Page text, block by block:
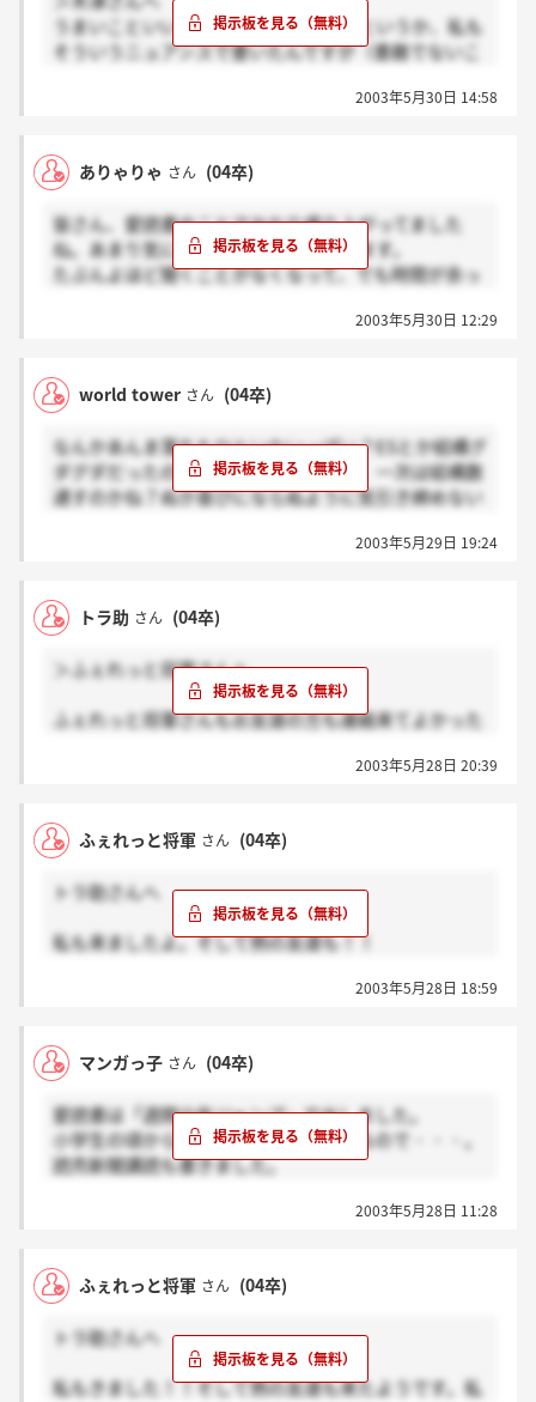
うまいこといいますね。でも正しい。というか、私も
そういうニュアンスで書いたんですが（書籍でないこ
2003年5月30日 14:58
ありゃりゃ さん (04卒)
皆さん、愛読書のことでかなり盛り上がってました
ね。あまり気にすることはないと思います。
たぶんよほど聞くことがなくなって、でも時間が余っ
なんせ、私は本を年間一冊も読まないで某大手出版社
しかも本の事はいままで一切聞かれたことないです。
みなさん気楽に頑張っていきましょう！！
2003年5月30日 12:29
world tower さん (04卒)
なんかあんま落ちたひといないっぽい？ESとか結構グ
ダグダだったのになー、何故か通った。一次は結構数
通すのかね？ぬか喜びにならぬように気引き締めない
2003年5月29日 19:24
トラ助 さん (04卒)
＞ふぇれっと将軍さんへ
ふぇれっと将軍さんもお友達の方も連絡来てよかった
2003年5月28日 20:39
ふぇれっと将軍 さん (04卒)
トラ助さんへ
私も来ましたよ。そして例の友達も！！
2003年5月28日 18:59
マンガっ子 さん (04卒)
愛読書は「週間少年ジャンプ」で出しました。
小学生の頃から毎週欠かさず買っているので・・・。
読売新聞講読も書きました。
くれたことが親切でいいなぁ、と思いました。交通費
に全く触れてくれない会社もありますしね。
2003年5月28日 11:28
ふぇれっと将軍 さん (04卒)
トラ助さんへ
私もきました！！そして例の友達も来たようです。私